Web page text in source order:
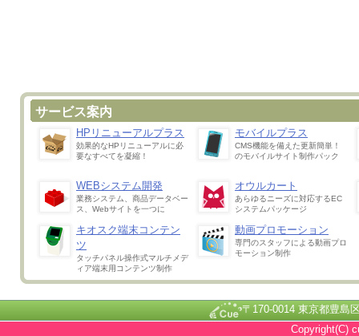
サービス案内
HPリニューアルプラス
効果的なHPリニューアルに必
要なすべてを凝縮！
モバイルプラス
CMS機能を備えた更新簡単！
のモバイルサイト制作パック
WEBシステム開発
業務システム、商品データベー
ス、Webサイトを一つに
オウルカート
あらゆるニーズに対応するEC
システムパッケージ
キオスク端末コンテン
ツ
タッチパネル操作式マルチメデ
ィア端末用コンテンツ制作
動画プロモーション
専門のスタッフによる動画プロ
モーション制作
〒170-0014 東京都豊
Copyright(C)